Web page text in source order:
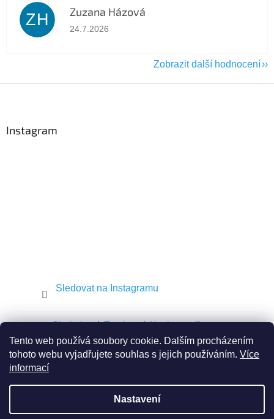
Tento web používá soubory cookie. Dalším procházením
tohoto webu vyjadřujete souhlas s jejich používáním. Více
informací
Nastavení
ZH Zuzana Házová
Hodnocení obchodu je 5 z 5 hvězdiček.
24.7.2026
Zobrazit další hodnocení
Instagram
Sledovat na Instagramu
Shekel.cz Torah.cz Kosher-coffee.cz
Vytvořil Shoptet